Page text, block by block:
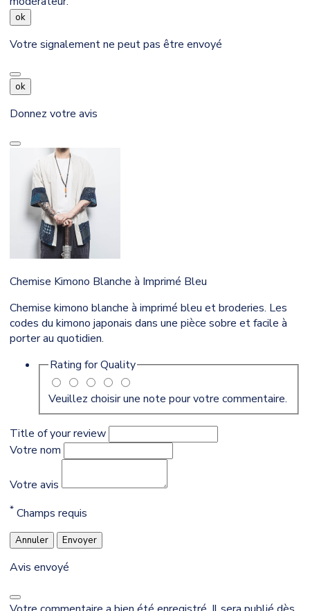
ok
Votre signalement ne peut pas être envoyé
ok
Donnez votre avis
Chemise Kimono Blanche à Imprimé Bleu
Chemise kimono blanche à imprimé bleu et broderies. Les
codes du kimono japonais dans une pièce sobre et facile à
porter au quotidien.
Rating forQuality
Veuillez choisir une note pour votre commentaire.
Title of your review
Votre nom
Votre avis
* Champs requis
Annuler Envoyer
Avis envoyé